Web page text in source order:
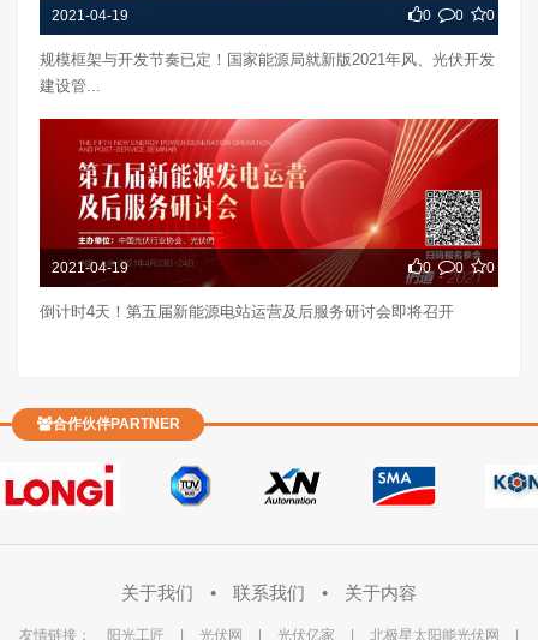
2021-04-19 0 0 0
规模框架与开发节奏已定！国家能源局就新版2021年风、光伏开发
建设管...
2021-04-19 0 0 0
倒计时4天！第五届新能源电站运营及后服务研讨会即将召开
合作伙伴PARTNER
关于我们 • 联系我们 • 关于内容
友情链接： 阳光工匠 | 光伏网 | 光伏亿家 | 北极星太阳能光伏网 |